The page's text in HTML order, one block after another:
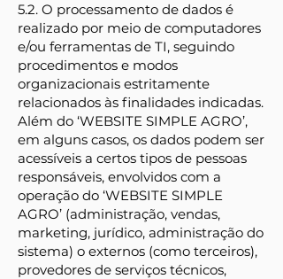
5.2. O processamento de dados é
realizado por meio de computadores
e/ou ferramentas de TI, seguindo
procedimentos e modos
organizacionais estritamente
relacionados às finalidades indicadas.
Além do ‘WEBSITE SIMPLE AGRO’,
em alguns casos, os dados podem ser
acessíveis a certos tipos de pessoas
responsáveis, envolvidos com a
operação do ‘WEBSITE SIMPLE
AGRO’ (administração, vendas,
marketing, jurídico, administração do
sistema) o externos (como terceiros),
provedores de serviços técnicos,